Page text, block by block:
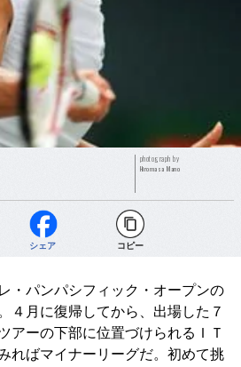
photograph by
Hiromasa Mano
シェア コピー
・パンパシフィック・オープンの
４月に復帰してから、出場した７
アーの下部に位置づけられるＩＴ
ればマイナーリーグだ。初めて挑